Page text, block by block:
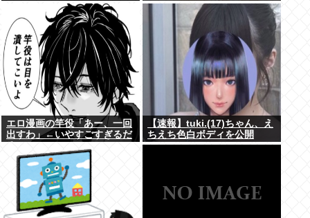
エロ漫画の竿役「あー、一回
出すわ」←いやすごすぎるだ
【速報】tuki.(17)ちゃん、え
ちえち色白ボディを公開
www